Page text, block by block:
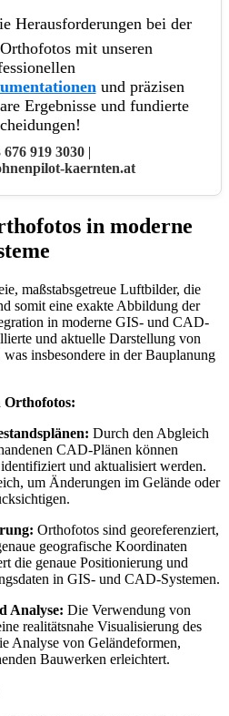
Herausforderungen bei der
mit unseren
und präzisen
Ergebnisse und fundierte
676 919 3030 |
kaernten.at
in moderne
maßstabsgetreue Luftbilder, die
somit eine exakte Abbildung der
in moderne GIS- und CAD-
und aktuelle Darstellung von
insbesondere in der Bauplanung
Orthofotos:
Durch den Abgleich
CAD-Plänen können
und aktualisiert werden.
um Änderungen im Gelände oder
Orthofotos sind georeferenziert,
geografische Koordinaten
die genaue Positionierung und
in GIS- und CAD-Systemen.
Analyse: Die Verwendung von
realitätsnahe Visualisierung des
Analyse von Geländeformen,
Bauwerken erleichtert.